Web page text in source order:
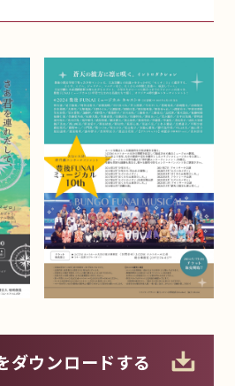
ダウンロードする